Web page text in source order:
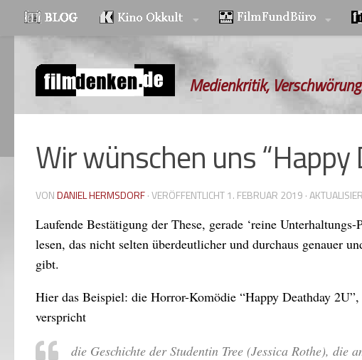
Zum Inhalt springen
Medienkritik,
Wir wünschen uns “Happy
VONDANIEL HERMSDORF· VERÖFFENTLICHT1. FEBRUAR 2019 ·
Laufende Bestätigung der These, gerade ‘reine
lesen, das nicht selten überdeutlicher und durchaus genauer
gibt.
Hier das Beispiel: die Horror-Komödie “Happy Deathday
verspricht
die Geschichte der Studentin Tree (Jessica Rothe), die